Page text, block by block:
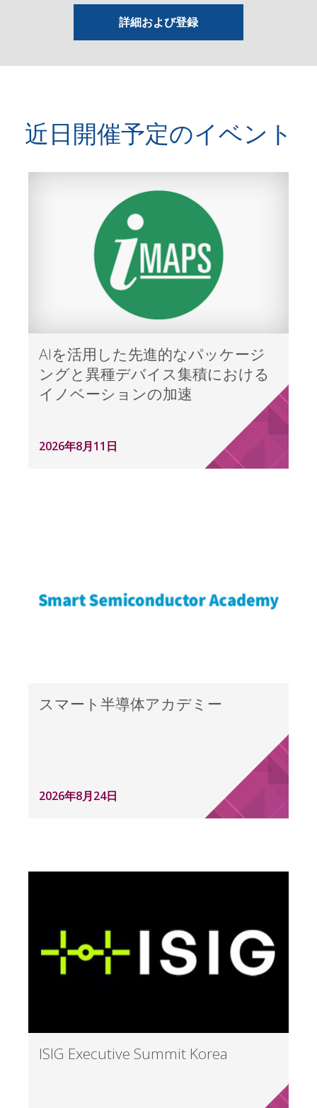
詳細および登録
近日開催予定のイベント
AIを活用した先進的なパッケージ
ングと異種デバイス集積における
イノベーションの加速
2026年8月11日
スマート半導体アカデミー
2026年8月24日
ISIG Executive Summit Korea